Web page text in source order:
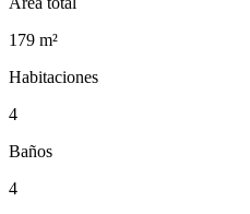
179 m²
Habitaciones
4
Baños
4